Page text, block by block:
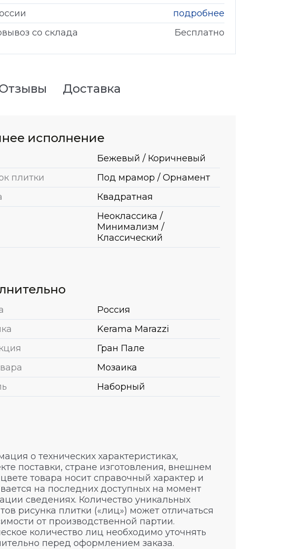
подробнее
со склада
Бесплатно
Доставка
исполнение
Бежевый / Коричневый
плитки
Под мрамор / Орнамент
Квадратная
Неоклассика /
Минимализм /
Классический
Россия
Kerama Marazzi
Гран Пале
Мозаика
Наборный
о технических характеристиках,
поставки, стране изготовления, внешнем
товара носит справочный характер и
на последних доступных на момент
сведениях. Количество уникальных
рисунка плитки («лиц») может отличаться
от производственной партии.
количество лиц необходимо уточнять
перед оформлением заказа.